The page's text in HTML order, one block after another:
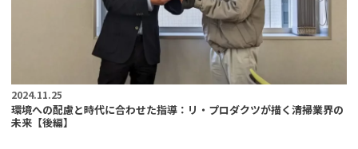
2024.11.25
環境への配慮と時代に合わせた指導：リ・プロダクツが描く清掃業界の
未来【後編】